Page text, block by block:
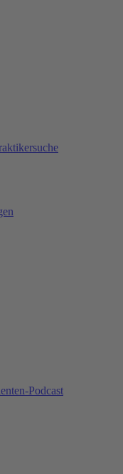
Podcast